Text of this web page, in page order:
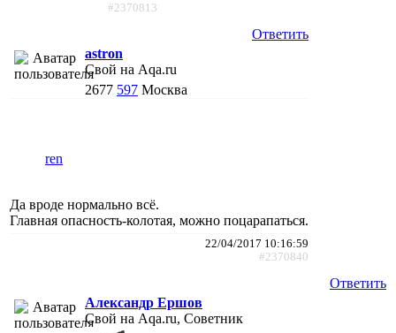
#2370813
Ответить
astron
Свой на Aqa.ru
2677 597 Москва
ren
Да вроде нормально всё.
Главная опасность-колотая, можно поцарапаться.
22/04/2017 10:16:59
#2370840
Ответить
Александр Ершов
Свой на Aqa.ru, Советник